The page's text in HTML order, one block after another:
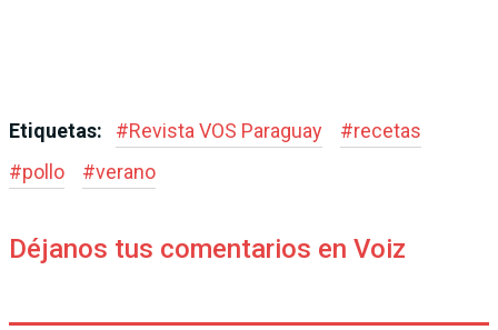
Etiquetas: #Revista VOS Paraguay #recetas
#pollo #verano
Déjanos tus comentarios en Voiz